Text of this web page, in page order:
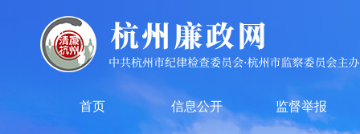
首页 信息公开 监督举报